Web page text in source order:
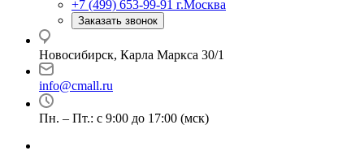
+7 (499) 653-99-91 г.Москва
Заказать звонок
Новосибирск, Карла Маркса 30/1
info@cmall.ru
Пн. – Пт.: с 9:00 до 17:00 (мск)